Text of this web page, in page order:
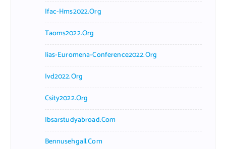
Ifac-Hms2022.org
Taoms2022.org
Iias-Euromena-Conference2022.org
Ivd2022.org
Csity2022.org
Ibsarstudyabroad.com
Bennusehgall.com